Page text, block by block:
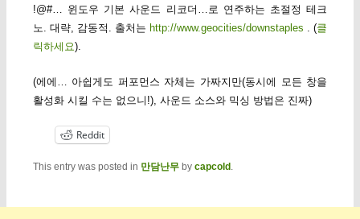
!@#… 윈도우 기본 사운드 리코더…로 연주하는 초절정 테크
노. 대략, 감동적. 출처는http://www.geocities/downstaples . (클
릭하세요).
(에에… 아쉽게도 퍼포먼스 자체는 가짜지만(동시에 모든 창을
활성화 시킬 수는 없으니!), 사운드 소스와 믹싱 방법은 진짜)
Reddit
This entry was posted in 만담난무by capcold .